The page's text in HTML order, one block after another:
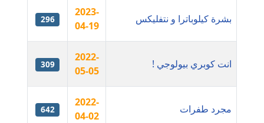
مدونة اسماعيل ابو زيد
مدونة اسماعيل محسن
مدونة اسيمة اسامه
بشرة كيلوباترا و نتفليكس
2023-
04-19
296
انت كوبري بيولوجي !
2022-
05-05
309
مجرد طفرات
2022-
04-02
642